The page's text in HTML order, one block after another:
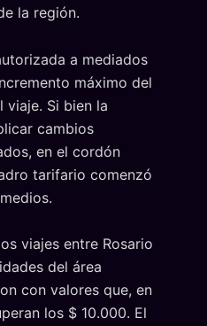
la región.
a mediados
máximo del
viaje. Si bien la
cambios
en el cordón
tarifario comenzó
viajes entre Rosario
del área
con valores que, en
los $ 10.000. El